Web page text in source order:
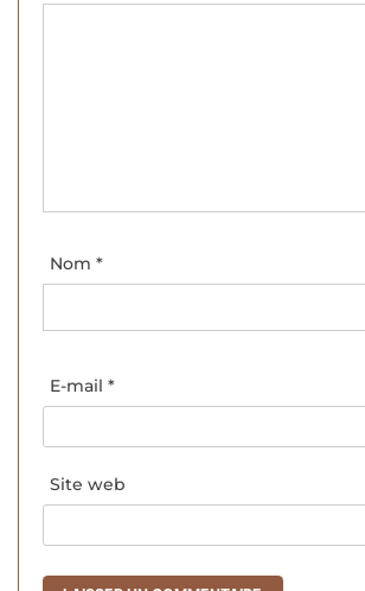
Nom *
E-mail *
Site web